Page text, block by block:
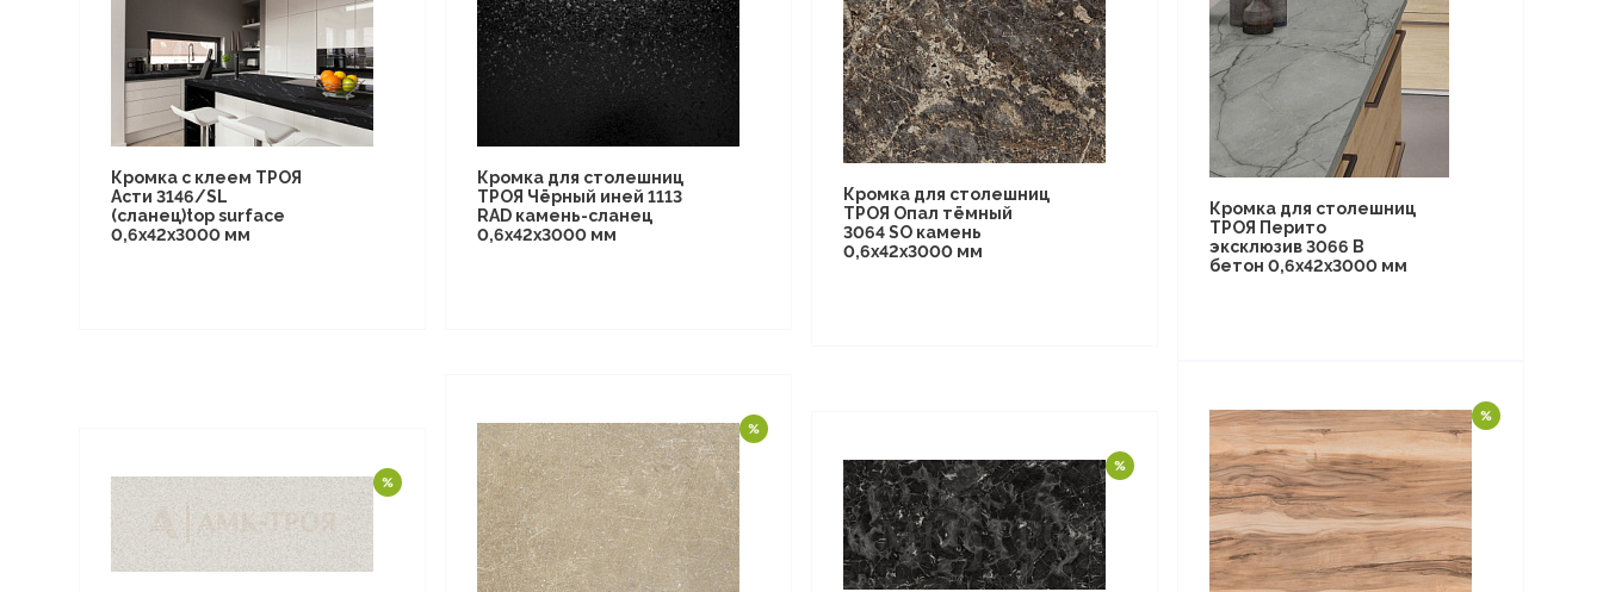
Кромка с клеем ТРОЯ
Асти 3146/SL
(сланец)top surface
0,6х42х3000 мм
Кромка для столешниц
ТРОЯ Чёрный иней 1113
RAD камень-сланец
0,6х42х3000 мм
Кромка для столешниц
ТРОЯ Опал тёмный
3064 SO камень
0,6х42х3000 мм
Кромка для столешниц
ТРОЯ Перито
эксклюзив 3066 B
бетон 0,6х42х3000 мм